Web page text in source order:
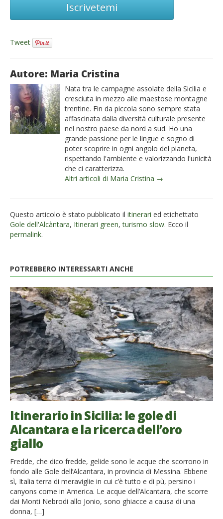
Iscrivetemi
Tweet
Autore: Maria Cristina
Nata tra le campagne assolate della Sicilia e
cresciuta in mezzo alle maestose montagne
trentine. Fin da piccola sono sempre stata
affascinata dalla diversità culturale presente
nel nostro paese da nord a sud. Ho una
grande passione per le lingue e sogno di
poter scoprire in ogni angolo del pianeta,
rispettando l'ambiente e valorizzando l'unicità
che ci caratterizza.
Altri articoli di Maria Cristina →
Questo articolo è stato pubblicato il itinerari ed etichettato
Gole dell'Alcàntara, Itinerari green,turismo slow. Ecco il
permalink.
POTREBBERO INTERESSARTI ANCHE
Itinerario in Sicilia: le gole di
Alcantara e la ricerca dell’oro
giallo
Fredde, che dico fredde, gelide sono le acque che scorrono in
fondo alle Gole dell’Alcantara, in provincia di Messina. Ebbene
sì, Italia terra di meraviglie in cui c’è tutto e di pù, persino i
canyons come in America. Le acque dell’Alcantara, che scorre
dai Monti Nebrodi allo Jonio, sono ghiacce a causa di una
donna, […]